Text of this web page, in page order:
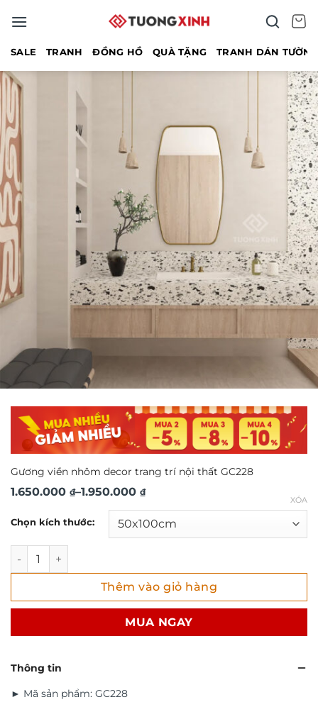
qua
SALE TRANH ĐỒNG HỒ QUÀ TẶNG TRANH DÁN
Gương viền nhôm decor trang trí nội thất GC228
1.650.000 ₫–1.950.000 ₫
Khoảng
1.650.000 ₫
đến
1.950.000 ₫
Chọn kích thước:
XÓA
Gương viền nhôm decor trang trí nội thất GC228 số lượng
Thêm vào giỏ hàng
MUA NGAY
Thông tin
► Mã sản phẩm: GC228